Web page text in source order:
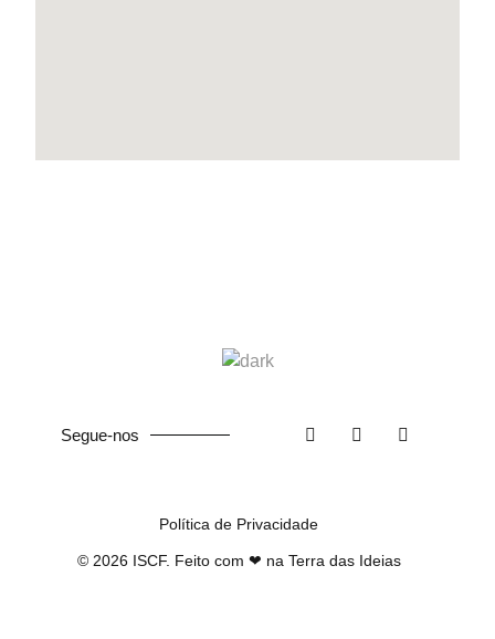
Segue-nos
Política de Privacidade
© 2026ISCF. Feito com ❤ na Terra das Ideias